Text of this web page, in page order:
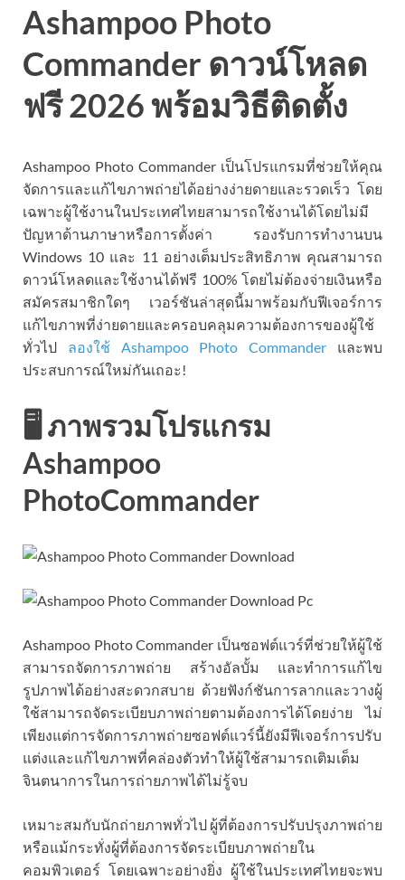
Ashampoo Photo
Commander ดาวน์โหลด
ฟรี 2026 พร้อมวิธีติดตั้ง
Ashampoo Photo Commander เป็นโปรแกรมที่ช่วยให้คุณ
จัดการและแก้ไขภาพถ่ายได้อย่างง่ายดายและรวดเร็ว โดย
เฉพาะผู้ใช้งานในประเทศไทยสามารถใช้งานได้โดยไม่มี
ปัญหาด้านภาษาหรือการตั้งค่า รองรับการทำงานบน
Windows 10 และ 11 อย่างเต็มประสิทธิภาพ คุณสามารถ
ดาวน์โหลดและใช้งานได้ฟรี 100% โดยไม่ต้องจ่ายเงินหรือ
สมัครสมาชิกใดๆ เวอร์ชันล่าสุดนี้มาพร้อมกับฟีเจอร์การ
แก้ไขภาพที่ง่ายดายและครอบคลุมความต้องการของผู้ใช้
ทั่วไป ลองใช้ Ashampoo Photo Commander และพบ
ประสบการณ์ใหม่กันเถอะ!
🖥️ ภาพรวมโปรแกรม
Ashampoo
PhotoCommander
Ashampoo Photo Commander เป็นซอฟต์แวร์ที่ช่วยให้ผู้ใช้
สามารถจัดการภาพถ่าย สร้างอัลบั้ม และทำการแก้ไข
รูปภาพได้อย่างสะดวกสบาย ด้วยฟังก์ชันการลากและวางผู้
ใช้สามารถจัดระเบียบภาพถ่ายตามต้องการได้โดยง่าย ไม่
เพียงแต่การจัดการภาพถ่ายซอฟต์แวร์นี้ยังมีฟีเจอร์การปรับ
แต่งและแก้ไขภาพที่คล่องตัวทำให้ผู้ใช้สามารถเติมเต็ม
จินตนาการในการถ่ายภาพได้ไม่รู้จบ
เหมาะสมกับนักถ่ายภาพทั่วไป ผู้ที่ต้องการปรับปรุงภาพถ่าย
หรือแม้กระทั่งผู้ที่ต้องการจัดระเบียบภาพถ่ายใน
คอมพิวเตอร์ โดยเฉพาะอย่างยิ่ง ผู้ใช้ในประเทศไทยจะพบ